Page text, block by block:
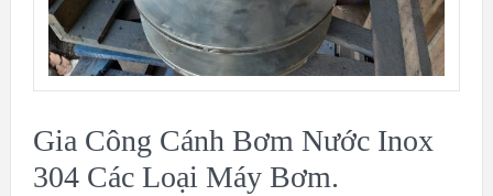
Gia Công Cánh Bơm Nước Inox
304 Các Loại Máy Bơm.